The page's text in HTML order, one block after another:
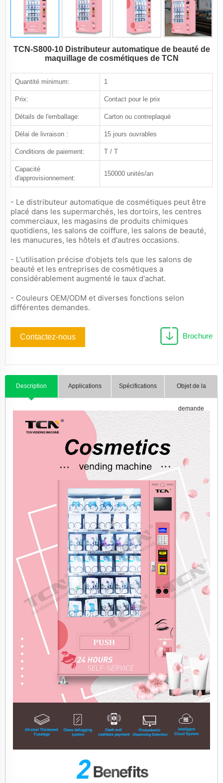
TCN-S800-10 Distributeur automatique de beauté de
maquillage de cosmétiques de TCN
Quantité minimum: 1
Prix: Contact pour le prix
Détails de l'emballage: Carton ou contreplaqué
Délai de livraison : 15 jours ouvrables
Conditions de paiement: T / T
Capacité
d'approvisionnement:
150000 unités/an
- Le distributeur automatique de cosmétiques peut être
placé dans les supermarchés, les dortoirs, les centres
commerciaux, les magasins de produits chimiques
quotidiens, les salons de coiffure, les salons de beauté,
les manucures, les hôtels et d'autres occasions.
- L'utilisation précise d'objets tels que les salons de
beauté et les entreprises de cosmétiques a
considérablement augmenté le taux d'achat.
- Couleurs OEM/ODM et diverses fonctions selon
différentes demandes.
Contactez-nous Brochure
Description Applications Spécifications Objet de la
demande